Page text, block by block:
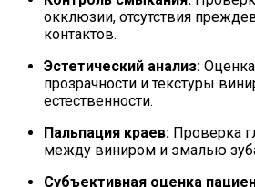
окклюзии, отсутствия
контактов.
Эстетический анализ:
прозрачности и текстуры
естественности.
Пальпация краев: Проверка
между виниром и эмалью
Субъективная оценка